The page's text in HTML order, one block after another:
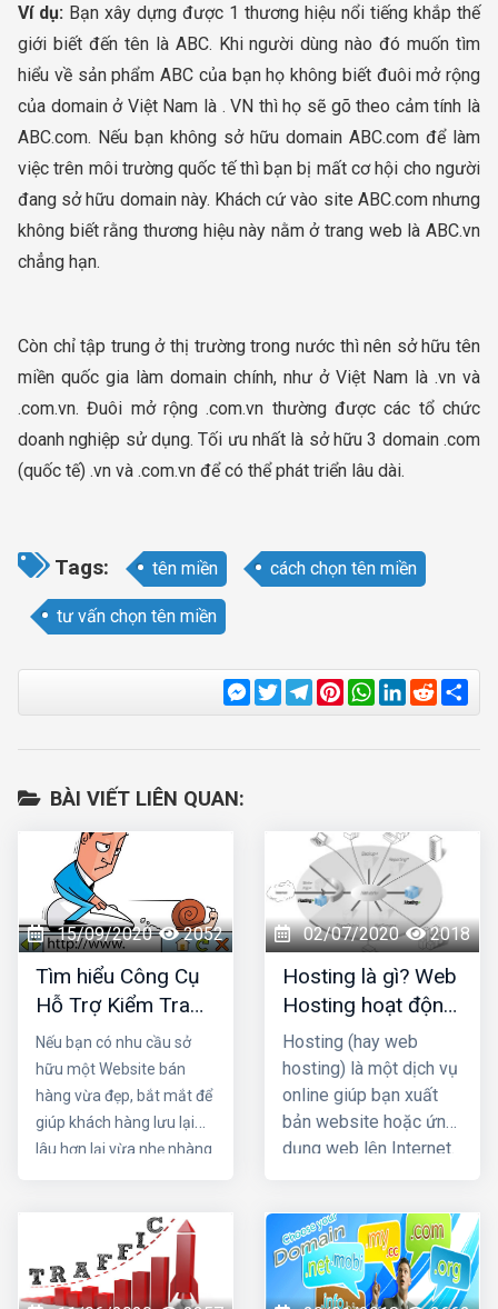
Ví dụ: Bạn xây dựng được 1 thương hiệu nổi tiếng khắp thế
giới biết đến tên là ABC. Khi người dùng nào đó muốn tìm
hiểu về sản phẩm ABC của bạn họ không biết đuôi mở rộng
của domain ở Việt Nam là . VN thì họ sẽ gõ theo cảm tính là
ABC.com. Nếu bạn không sở hữu domain ABC.com để làm
việc trên môi trường quốc tế thì bạn bị mất cơ hội cho người
đang sở hữu domain này. Khách cứ vào site ABC.com nhưng
không biết rằng thương hiệu này nằm ở trang web là ABC.vn
chẳng hạn.
Còn chỉ tập trung ở thị trường trong nước thì nên sở hữu tên
miền quốc gia làm domain chính, như ở Việt Nam là .vn và
.com.vn. Đuôi mở rộng .com.vn thường được các tổ chức
doanh nghiệp sử dụng. Tối ưu nhất là sở hữu 3 domain .com
(quốc tế) .vn và .com.vn để có thể phát triển lâu dài.
Tags: tên miền cách chọn tên miền
tư vấn chọn tên miền
Messenger
TwitterTelegram
Pinterest
WhatsApp
LinkedIn
Reddit
BÀI VIẾT LIÊN QUAN:
15/09/2020 2052
Tìm hiểu Công Cụ
Hỗ Trợ Kiểm Tra
Tốc Độ Website
Bán Hàng Miễn Phí
Nếu bạn có nhu cầu sở
hữu một Website bán
hàng vừa đẹp, bắt mắt để
giúp khách hàng lưu lại
lâu hơn lại vừa nhẹ nhàng
thiết kế Website tại hải
phòng chuyên nghiệp,
chuẩn SEO tại HIG. Chúng
02/07/2020 2018
Hosting là gì? Web
Hosting hoạt động
như thế nào?
Hosting (hay web
hosting) là một dịch vụ
online giúp bạn xuất
bản website hoặc ứng
dụng web lên Internet.
thuê một chỗ đặt trên
server chứa tất cả các
files và dữ liệu cần